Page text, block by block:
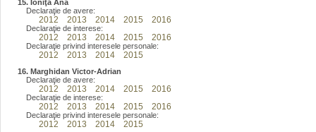
15. Ioniţă Ana
Declaraţie de avere:
2012 2013 2014 2015 2016
Declaraţie de interese:
2012 2013 2014 2015 2016
Declaraţie privind interesele personale:
2012 2013 2014 2015
16. Marghidan Victor-Adrian
Declaraţie de avere:
2012 2013 2014 2015 2016
Declaraţie de interese:
2012 2013 2014 2015 2016
Declaraţie privind interesele personale:
2012 2013 2014 2015